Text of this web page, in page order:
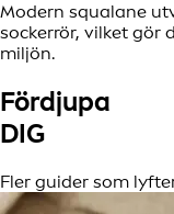
Modern squalane
sockerrör, vilket gör
miljön.
Fördjupa
DIG
Fler guider som